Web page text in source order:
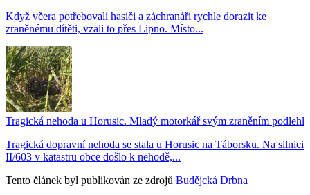
Když včera potřebovali hasiči a záchranáři rychle dorazit ke
zraněnému dítěti, vzali to přes Lipno. Místo...
Tragická nehoda u Horusic. Mladý motorkář svým zraněním podlehl
Tragická dopravní nehoda se stala u Horusic na Táborsku. Na silnici
II/603 v katastru obce došlo k nehodě,...
Tento článek byl publikován ze zdrojů Budějcká Drbna